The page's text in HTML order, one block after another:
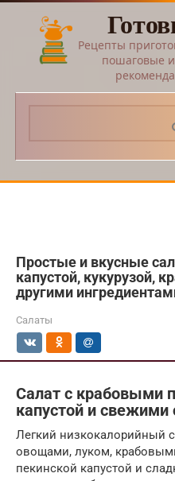
Перейти
контенту
Рецепты
пошаговые
Простые и вкусные
капустой, кукурузой,
другими
Салаты
Салат с крабовыми
капустой и
Легкий низкокалорийный
овощами, луком,
пекинской капустой и